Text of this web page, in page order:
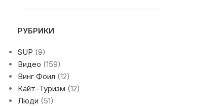
РУБРИКИ
SUP (9)
Видео (159)
Винг Фоил (12)
Кайт-Туризм (12)
Люди (51)